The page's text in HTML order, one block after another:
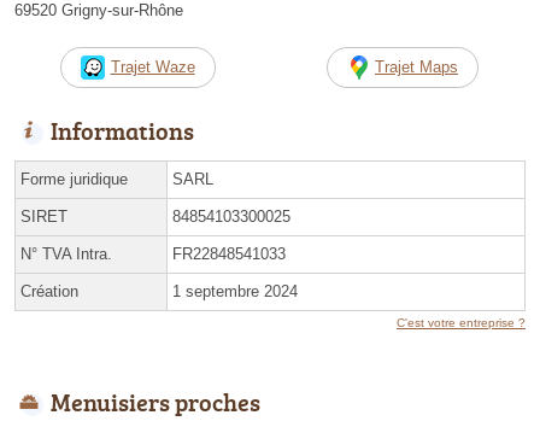
69520 Grigny-sur-Rhône
Trajet Waze Trajet Maps
Informations
Forme juridique SARL
SIRET 84854103300025
N° TVA Intra. FR22848541033
Création 1 septembre 2024
C'est votre entreprise ?
Menuisiers proches